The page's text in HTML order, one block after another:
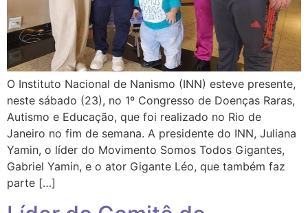
O Instituto Nacional de Nanismo (INN) esteve presente,
neste sábado (23), no 1º Congresso de Doenças Raras,
Autismo e Educação, que foi realizado no Rio de
Janeiro no fim de semana. A presidente do INN, Juliana
Yamin, o líder do Movimento Somos Todos Gigantes,
Gabriel Yamin, e o ator Gigante Léo, que também faz
parte […]